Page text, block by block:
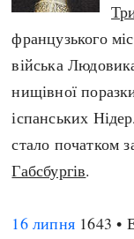
французького
війська
нищівної
іспанських
стало початком
Габсбургів.
16 липня 1643 •